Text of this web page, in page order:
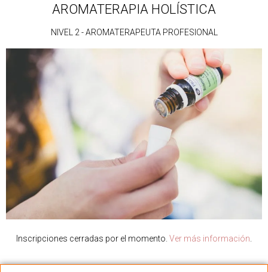
AROMATERAPIA HOLÍSTICA
NIVEL 2 - AROMATERAPEUTA PROFESIONAL
Inscripciones cerradas por el momento. Ver más información